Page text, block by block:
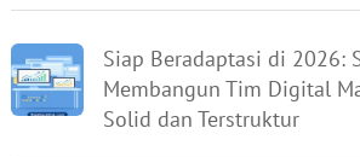
Siap Beradaptasi di 2026:
Membangun Tim Digital
Solid dan Terstruktur